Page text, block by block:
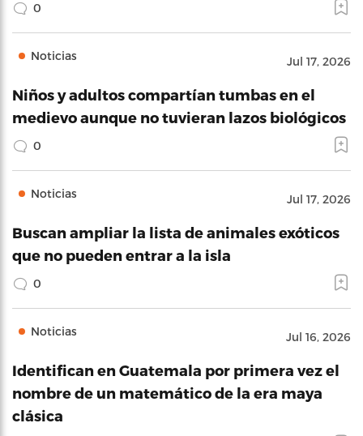
0
Noticias Jul 17, 2026
Niños y adultos compartían tumbas en el
medievo aunque no tuvieran lazos biológicos
0
Noticias Jul 17, 2026
Buscan ampliar la lista de animales exóticos
que no pueden entrar a la isla
0
Noticias Jul 16, 2026
Identifican en Guatemala por primera vez el
nombre de un matemático de la era maya
clásica